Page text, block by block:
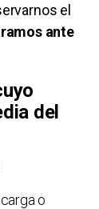
el
ante
del
o